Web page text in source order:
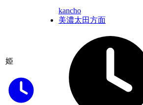
姫
kancho
美濃太田方面